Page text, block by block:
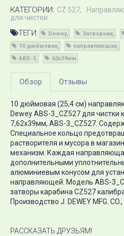
КАТЕГОРИИ: CZ 527
для чистки
ТЕГИ: Dewey Затворная
10 дюймовая
направляющая
ABS-3
62х39мм
Обзор Отзывы
10 дюймовая (25,4 см)
Dewey ABS-3_CZ527 для чистки
7,62х39мм, ABS-3_CZ527.
Специальное кольцо
растворителя и мусора в
механизм. Каждая
дополнительными
алюминиевым конусом для
направляющей. Модель ABS-
затворы карабина CZ527
Производство J. DEWEY MFG.
РАССКАЗАТЬ ДРУЗЬЯМ!